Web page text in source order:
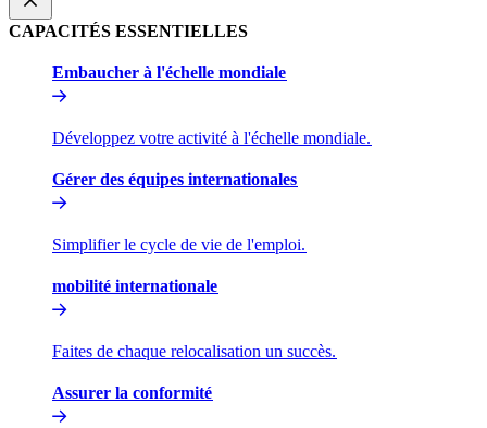
CAPACITÉS ESSENTIELLES​​
Embaucher à l'échelle mondiale​​
Développez votre activité à l'échelle mondiale.​​
Gérer des équipes internationales​​
Simplifier le cycle de vie de l'emploi.​​
mobilité internationale​​
Faites de chaque relocalisation un succès.​​
Assurer la conformité​​